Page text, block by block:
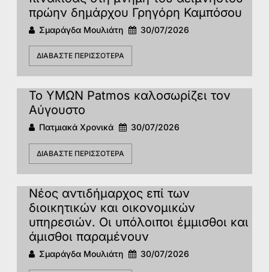
πρώην δημάρχου Γρηγόρη Καμπόσου
Σμαράγδα Μουλιάτη 30/07/2026
ΔΙΑΒΆΣΤΕ ΠΕΡΙΣΣΌΤΕΡΑ
Το ΥΜΩΝ Patmos καλοσωρίζει τον
Αύγουστο
Πατμιακά Χρονικά 30/07/2026
ΔΙΑΒΆΣΤΕ ΠΕΡΙΣΣΌΤΕΡΑ
Νέος αντιδήμαρχος επί των
διοικητικών και οικονομικών
υπηρεσιών. Οι υπόλοιποι έμμισθοι και
άμισθοι παραμένουν
Σμαράγδα Μουλιάτη 30/07/2026